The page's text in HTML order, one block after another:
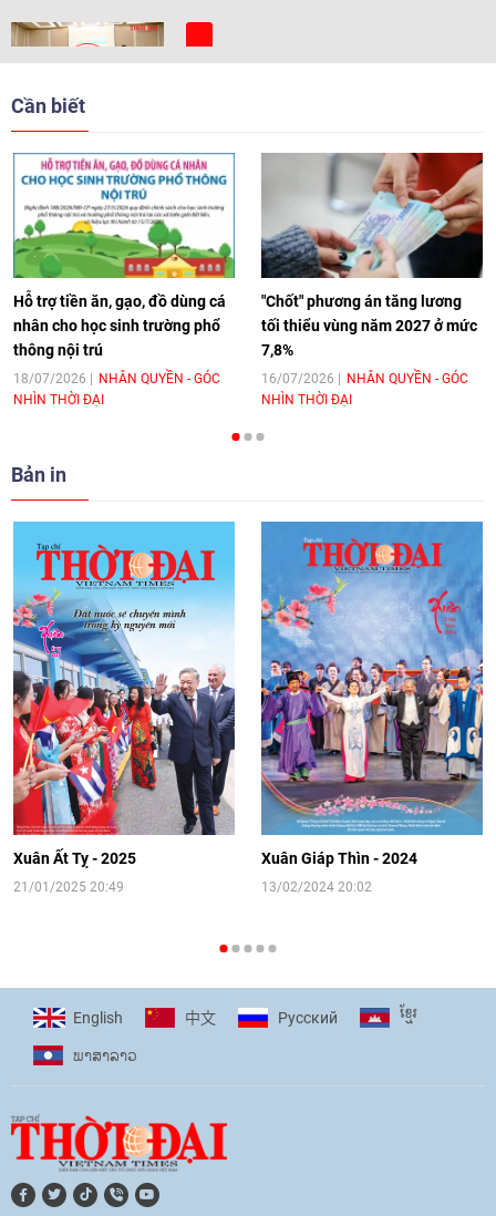
[Video] Trẻ em Đông Á cùng kiến tạo
[Video] Âm nhạc flamenco gắn kết văn
hoá Việt Nam - Tây Ban Nha
11:10 17/06/2026
[Video] Trao tặng Kỷ niệm chương "Vì
hòa bình, hữu nghị giữa các dân tộc"
cho Đại sứ Hungary tại Việt Nam
[Video] Nhân dân Việt Nam luôn trân
trọng tình cảm của nước Nga
08:02 | 13/06/2026
Video: Cơ hội giao lưu quốc tế cho học
sinh Việt Nam tại trại hè Artek
14:41|12/06/2026
[Video] Đối ngoại nhân dân Thủ đô
hướng tới kết nối hiệu quả nguồn lực
người Việt Nam ở nước ngoài
16:58|10/06/2026
cùng thanh thiếu nhi tiên phong ứng
phó với biến đổi khí hậu
17:07|09/06/2026
[Video] Lào dành ưu tiên hàng đầu cho
quan hệ với Việt Nam
11:01 |09/06/2026
Cần biết
Hỗ trợ tiền ăn, gạo, đồ dùng cá
nhân cho học sinh trường phổ
thông nội trú
18/07/2026
NHÂN QUYỀN - GÓC
NHÌN THỜI ĐẠI
"Chốt" phương án tăng lương
tối thiểu vùng năm 2027 ở mức
7,8%
16/07/2026
NHÂN QUYỀN - GÓC
NHÌN THỜI ĐẠI
Bản in
Xuân Ất Tỵ - 2025
21/01/2025 20:49
Xuân Giáp Thìn - 2024
13/02/2024 20:02
English 中文 Pусский ខ្មែរ
ພາ​ສາ​ລາວ